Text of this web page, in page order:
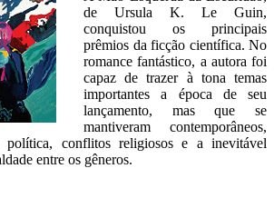
de Ursula K. Le Guin,
conquistou os principais
prêmios da ficção científica. No
romance fantástico, a autora foi
capaz de trazer à tona temas
importantes a época de seu
lançamento, mas que se
mantiveram contemporâneos,
política, conflitos religiosos e a inevitável
entre os gêneros.